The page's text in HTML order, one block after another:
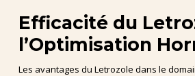
Efficacité du
l’Optimisation
Les avantages du Letrozole dans le